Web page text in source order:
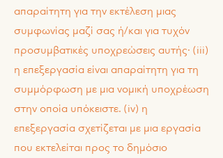
απαραίτητη για την εκτέλεση μιας
συμφωνίας μαζί σας ή/και για τυχόν
προσυμβατικές υποχρεώσεις αυτής· (iii)
η επεξεργασία είναι απαραίτητη για τη
συμμόρφωση με μια νομική υποχρέωση
στην οποία υπόκειστε. (iv) η
επεξεργασία σχετίζεται με μια εργασία
που εκτελείται προς το δημόσιο